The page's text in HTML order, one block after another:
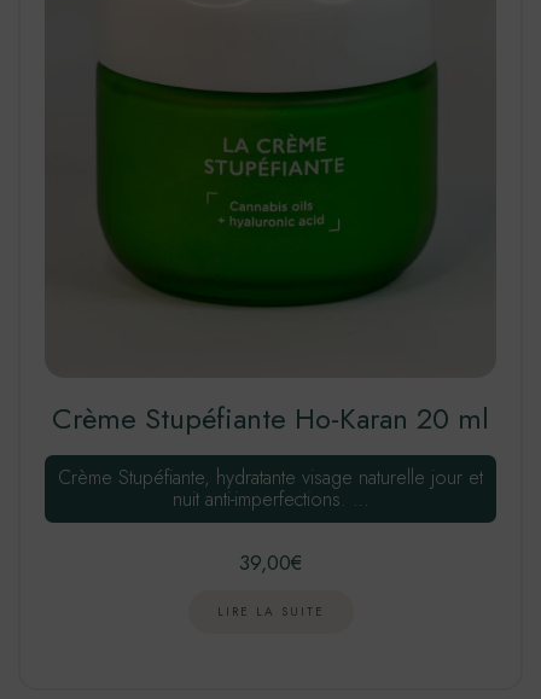
Crème Stupéfiante Ho-Karan 20 ml
Crème Stupéfiante, hydratante visage naturelle jour et
nuit anti-imperfections. …
39,00€
LIRE LA SUITE